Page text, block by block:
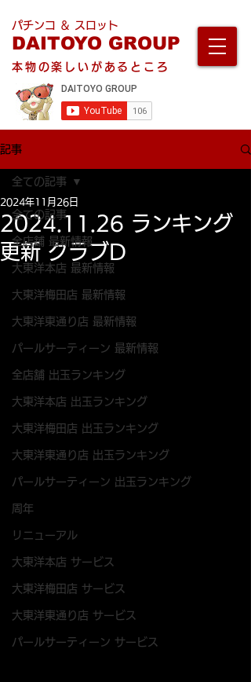
パチンコ ＆ スロット
DAITOYO GROUP
本物の楽しいがあるところ
記事
全ての記事
全店舗 最新情報
大東洋本店 最新情報
大東洋梅田店 最新情報
大東洋東通り店 最新情報
パールサーティーン 最新情報
全店舗 出玉ランキング
大東洋本店 出玉ランキング
大東洋梅田店 出玉ランキング
大東洋東通り店 出玉ランキング
パールサーティーン 出玉ランキング
周年
リニューアル
大東洋本店 サービス
大東洋梅田店 サービス
大東洋東通り店 サービス
パールサーティーン サービス
全ての記事
2024.11.26 ランキング
更新 クラブD
2024年11月26日